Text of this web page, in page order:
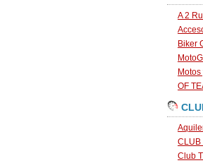
A 2
Biker
OF
CLUB
Club